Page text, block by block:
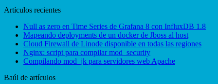
Artículos recientes
Null as zero en Time Series de Grafana 8 con InfluxDB 1.8
Mapeando deployments de un docker de Jboss al host
Cloud Firewall de Linode disponible en todas las regiones
Nginx: script para compilar mod_security
Compilando mod_jk para servidores web Apache
Baúl de artículos